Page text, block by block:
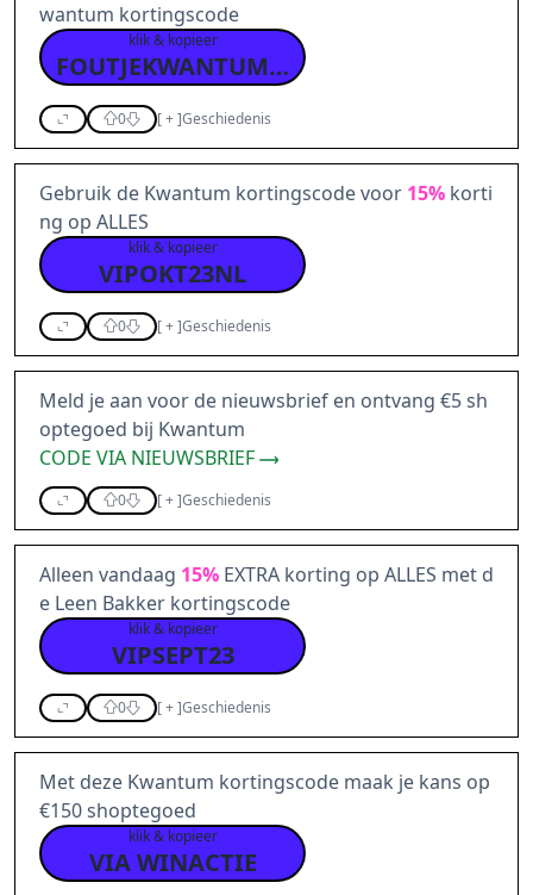
wantum kortingscode
klik & kopieer
FOUTJEKWANTUM15
0 [+]Geschiedenis
Gebruik de Kwantum kortingscode voor 15% korti
ng op ALLES
klik & kopieer
VIPOKT23NL
0 [+]Geschiedenis
Meld je aan voor de nieuwsbrief en ontvang €5 sh
optegoed bij Kwantum
CODE VIA NIEUWSBRIEF
0 [+]Geschiedenis
Alleen vandaag 15% EXTRA korting op ALLES met d
e Leen Bakker kortingscode
klik & kopieer
VIPSEPT23
0 [+]Geschiedenis
Met deze Kwantum kortingscode maak je kans op
€150 shoptegoed
klik & kopieer
VIA WINACTIE